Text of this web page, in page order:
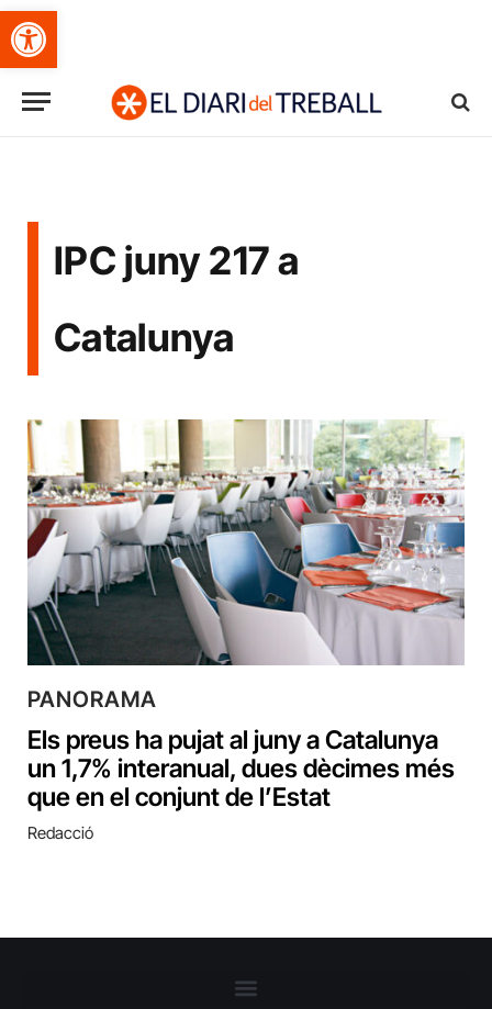
Obre la barra d'eines
IPC juny 217 a
Catalunya
PANORAMA
Els preus ha pujat al juny a Catalunya
un 1,7% interanual, dues dècimes més
que en el conjunt de l’Estat
Redacció